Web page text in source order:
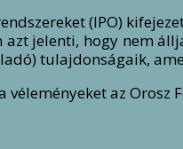
(IPO)
azt jelenti, hogy nem
tulajdonságaik,
véleményeket az Orosz